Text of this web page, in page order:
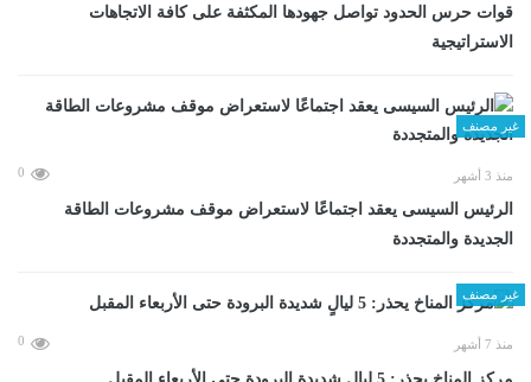
قوات حرس الحدود تواصل جهودها المكثفة على كافة الاتجاهات
الاستراتيجية
غير مصنف
منذ 3 أشهر 0
الرئيس السيسى يعقد اجتماعًا لاستعراض موقف مشروعات الطاقة
الجديدة والمتجددة
غير مصنف
منذ 7 أشهر 0